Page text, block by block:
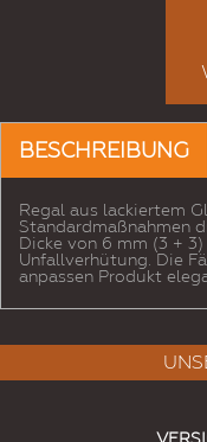
BESCHREIBUNG
Regal aus lackiertem
Standardmaßnahmen
Dicke von 6 mm (3 +
Unfallverhütung. Die
anpassen Produkt